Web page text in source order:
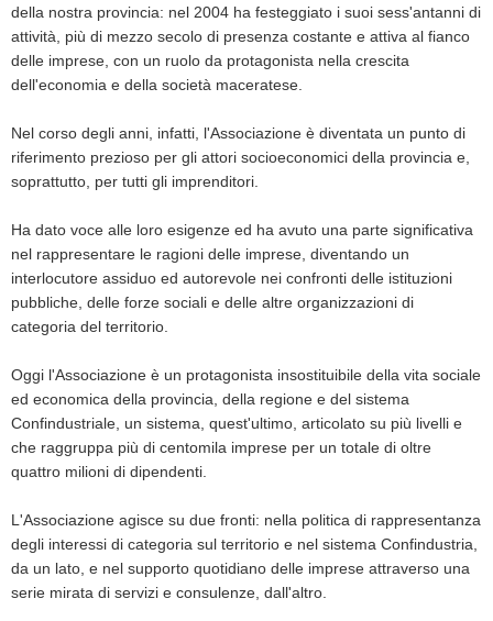
della nostra provincia: nel 2004 ha festeggiato i suoi sess'antanni di
attività, più di mezzo secolo di presenza costante e attiva al fianco
delle imprese, con un ruolo da protagonista nella crescita
dell'economia e della società maceratese.
Nel corso degli anni, infatti, l'Associazione è diventata un punto di
riferimento prezioso per gli attori socioeconomici della provincia e,
soprattutto, per tutti gli imprenditori.
Ha dato voce alle loro esigenze ed ha avuto una parte significativa
nel rappresentare le ragioni delle imprese, diventando un
interlocutore assiduo ed autorevole nei confronti delle istituzioni
pubbliche, delle forze sociali e delle altre organizzazioni di
categoria del territorio.
Oggi l'Associazione è un protagonista insostituibile della vita sociale
ed economica della provincia, della regione e del sistema
Confindustriale, un sistema, quest'ultimo, articolato su più livelli e
che raggruppa più di centomila imprese per un totale di oltre
quattro milioni di dipendenti.
L'Associazione agisce su due fronti: nella politica di rappresentanza
degli interessi di categoria sul territorio e nel sistema Confindustria,
da un lato, e nel supporto quotidiano delle imprese attraverso una
serie mirata di servizi e consulenze, dall'altro.